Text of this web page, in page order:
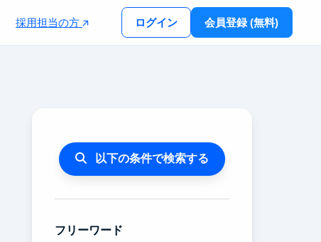
採用担当の方 ログイン 会員登録 (無料)
以下の条件で検索する
フリーワード